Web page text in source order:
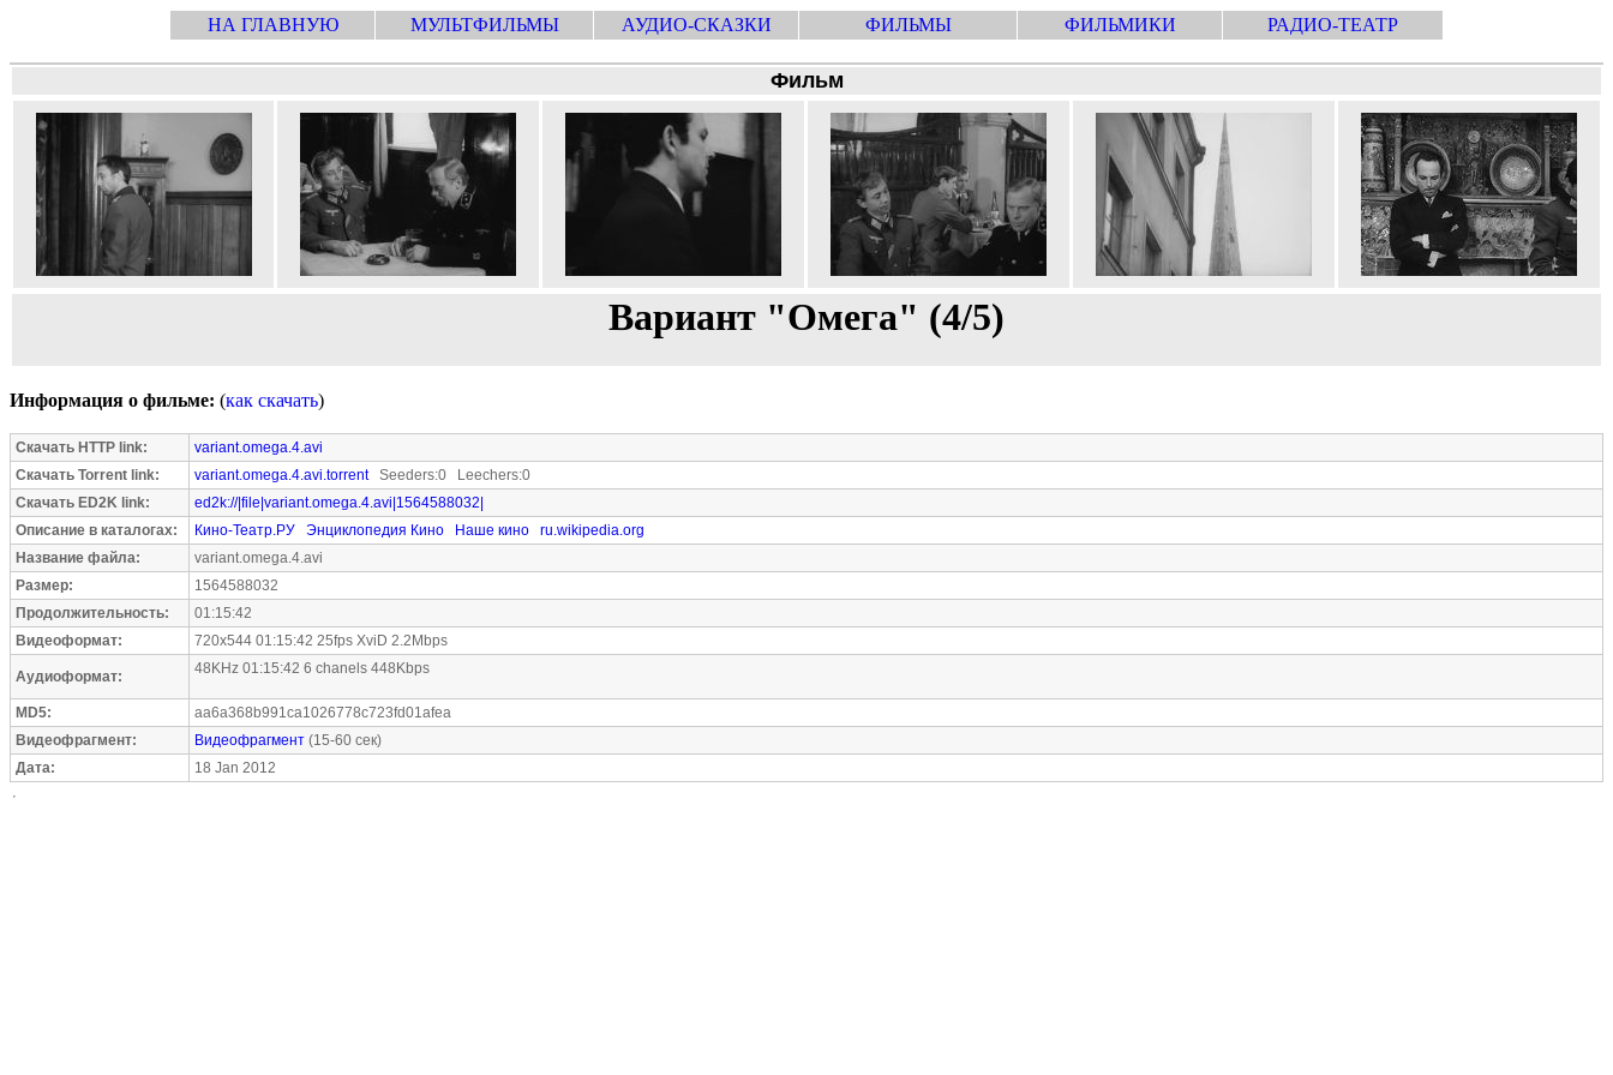
НА ГЛАВНУЮ МУЛЬТФИЛЬМЫ АУДИО-СКАЗКИ ФИЛЬМЫ ФИЛЬМИКИ РАДИО-ТЕАТР
Фильм
Вариант "Омега" (4/5)
Информация о фильме: (как скачать)
Скачать HTTP link:
variant.omega.4.avi
Скачать Torrent link:
variant.omega.4.avi.torrentSeeders:0 Leechers:0
Скачать ED2K link:
ed2k://|file|variant.omega.4.avi|1564588032|
Описание в каталогах:
Кино-Театр.РУ Энциклопедия Кино Наше кино
ru.wikipedia.org
Название файла:
variant.omega.4.avi
Размер:
1564588032
Продолжительность:
01:15:42
Видеоформат:
720x544 01:15:42 25fps XviD 2.2Mbps
Аудиоформат: 48KHz 01:15:42 6 chanels 448Kbps
MD5:
aa6a368b991ca1026778c723fd01afea
Видеофрагмент:
Видеофрагмент (15-60 сек)
Дата:
18 Jan 2012